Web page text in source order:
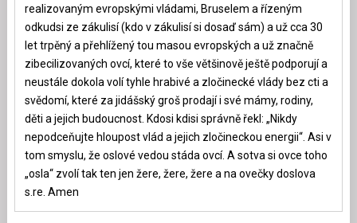
realizovaným evropskými vládami, Bruselem a řízeným
odkudsi ze zákulisí (kdo v zákulisí si dosaď sám) a už cca 30
let trpěný a přehlížený tou masou evropských a už značně
zibecilizovaných ovcí, které to vše většinově ještě podporují a
neustále dokola volí tyhle hrabivé a zločinecké vlády bez cti a
svědomí, které za jidášský groš prodají i své mámy, rodiny,
děti a jejich budoucnost. Kdosi kdisi správně řekl: „Nikdy
nepodceňujte hloupost vlád a jejich zločineckou energii“. Asi v
tom smyslu, že oslové vedou stáda ovcí. A sotva si ovce toho
„osla“ zvolí tak ten jen žere, žere, žere a na ovečky doslova
s.re. Amen